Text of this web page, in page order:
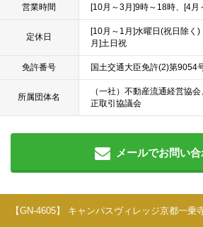
営業時間 [10月～3月]9時～18時、[4月
定休日
[10月～1月]水曜日(祝日除く
月]土日祝
免許番号 国土交通大臣免許(2)第9054
所属団体名
（一社）不動産流通経営協
正取引協議会
メールでお問い
【GN-4605】 キャンパスヴィレッジ京都一乗